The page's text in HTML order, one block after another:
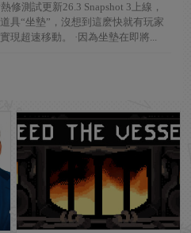
修測試更新26.3 Snapshot 3上線，
具“坐墊”，沒想到這麽快就有玩家
現超速移動。 ·因為坐墊在即將...